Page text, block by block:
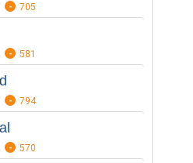
705
581
794
570